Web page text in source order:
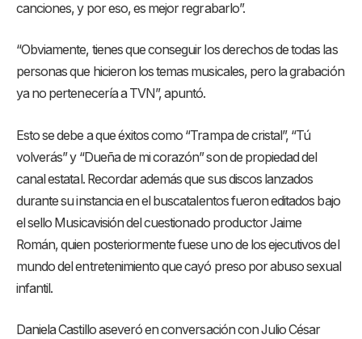
canciones, y por eso, es mejor regrabarlo”.
“Obviamente, tienes que conseguir los derechos de todas las
personas que hicieron los temas musicales, pero la grabación
ya no pertenecería a TVN”, apuntó.
Esto se debe a que éxitos como “Trampa de cristal”, “Tú
volverás” y “Dueña de mi corazón” son de propiedad del
canal estatal. Recordar además que sus discos lanzados
durante su instancia en el buscatalentos fueron editados bajo
el sello Musicavisión del cuestionado productor Jaime
Román, quien posteriormente fuese uno de los ejecutivos del
mundo del entretenimiento que cayó preso por abuso sexual
infantil.
Daniela Castillo aseveró en conversación con Julio César